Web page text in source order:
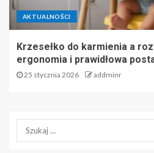
AKTUALNOŚCI
Krzesełko do karmienia a
ergonomia i prawidłowa
25 stycznia 2026 addminr